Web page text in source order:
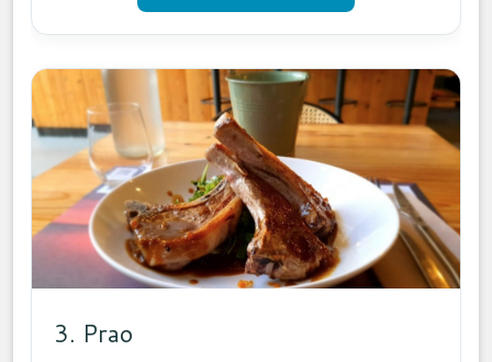
3. Prao